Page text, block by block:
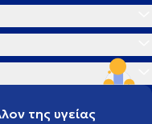
της υγείας